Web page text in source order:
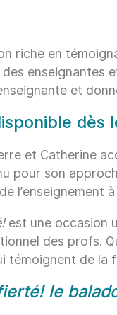
riche en
des
et
dès
et Catherine
pour son
l’enseignement
est une occasion
des profs.
témoignent de la
le